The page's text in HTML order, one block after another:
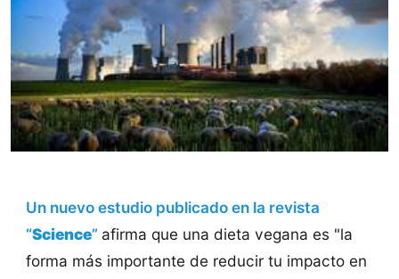
Un nuevo estudio publicado en la revista
“Science” afirma que una dieta vegana es "la
forma más importante de reducir tu impacto en